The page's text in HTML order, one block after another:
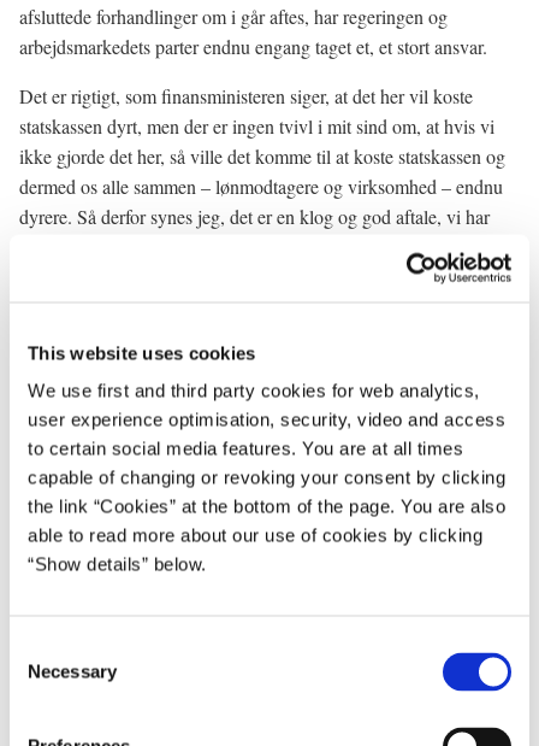
This website uses cookies
We use first and third party cookies for web analytics,
user experience optimisation, security, video and access
to certain social media features. You are at all times
capable of changing or revoking your consent by clicking
the link “Cookies” at the bottom of the page. You are also
able to read more about our use of cookies by clicking
“Show details” below.
Necessary
afsluttede forhandlinger om i går aftes, har regeringen og
arbejdsmarkedets parter endnu engang taget et, et stort ansvar.
Det er rigtigt, som finansministeren siger, at det her vil koste
statskassen dyrt, men der er ingen tvivl i mit sind om, at hvis vi
ikke gjorde det her, så ville det komme til at koste statskassen og
dermed os alle sammen – lønmodtagere og virksomhed – endnu
dyrere. Så derfor synes jeg, det er en klog og god aftale, vi har
lavet, og som vil bidrage til at sikre, at der er færre mennesker,
Arbejdsgiverforenings side være fuldstændig klar til at følge
udviklingen meget nøje, og skal der være behov for yderligere
initiativer, vil vi også naturligvis stille op til drøftelser om det.
Tak!
Statsministeren: Tak for det Jacob!
Så giver jeg ordet videre til Lizette fra danske lønmodtagere,
fagbevægelsen.
Og jeg vil også gerne starte med at, ja konstatere, at